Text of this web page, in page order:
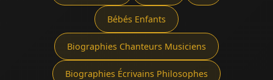
Bébés Enfants
Biographies Chanteurs Musiciens
Biographies Écrivains Philosophes